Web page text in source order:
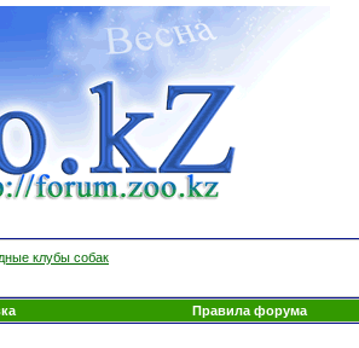
клубы собак
Правила форума